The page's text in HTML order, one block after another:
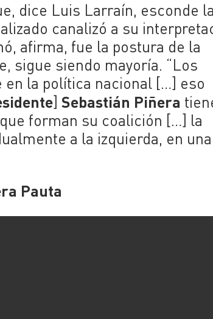
dice Luis Larraín, esconde la
canalizó a su
afirma, fue la postura de la
sigue siendo mayoría. “Los
la política nacional […] eso
]Sebastián Piñera
forman su coalición […] la
a la izquierda, en
Pauta